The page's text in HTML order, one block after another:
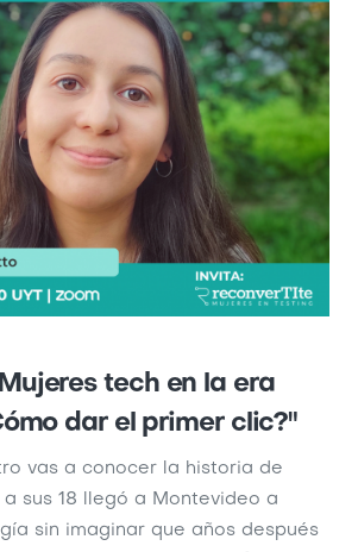
tech en la era
dar el primer clic?"
vas a conocer la historia de
sus 18 llegó a Montevideo a
sin imaginar que años después